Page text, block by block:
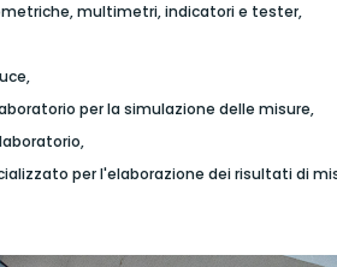
multimetri, indicatori e tester,
per la simulazione delle misure,
per l'elaborazione dei risultati di